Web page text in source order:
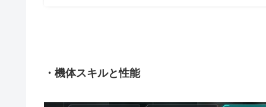
・機体スキルと性能